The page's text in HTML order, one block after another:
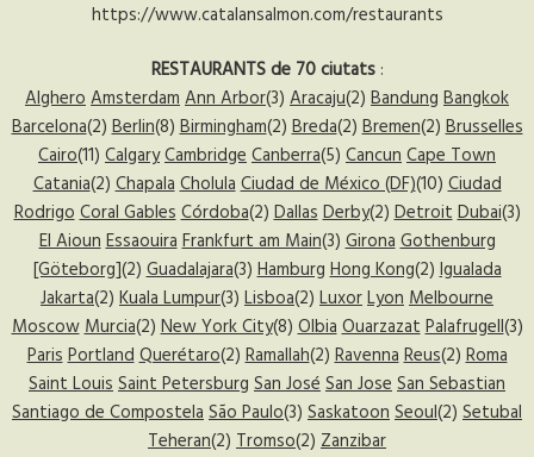
https://www.catalansalmon.com/restaurants
RESTAURANTS de 70 ciutats :
AlgheroAmsterdamAnn Arbor(3) Aracaju(2) Bandung Bangkok
Barcelona(2)Berlin(8)Birmingham(2)Breda(2)Bremen(2)Brusselles
Cairo(11) CalgaryCambridgeCanberra(5) CancunCape Town
Catania(2)ChapalaCholulaCiudad de México (DF)(10)Ciudad
RodrigoCoral GablesCórdoba(2)DallasDerby(2)DetroitDubai(3)
El AiounEssaouiraFrankfurt am Main(3)GironaGothenburg
[Göteborg](2)Guadalajara(3)HamburgHong Kong(2)Igualada
Jakarta(2) Kuala Lumpur(3) Lisboa(2) LuxorLyonMelbourne
MoscowMurcia(2)New York City(8)OlbiaOuarzazatPalafrugell(3)
ParisPortlandQuerétaro(2)Ramallah(2)RavennaReus(2)Roma
Saint LouisSaint Petersburg San JoséSan JoseSan Sebastian
Santiago de CompostelaSão Paulo(3) SaskatoonSeoul(2) Setubal
Teheran(2) Tromso(2) Zanzibar